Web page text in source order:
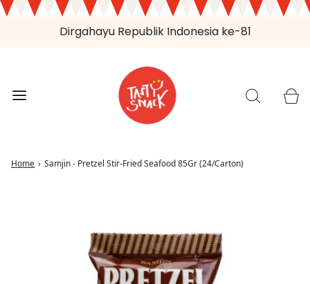
Dirgahayu Republik Indonesia ke-81
Home › Samjin - Pretzel Stir-Fried Seafood 85Gr (24/Carton)